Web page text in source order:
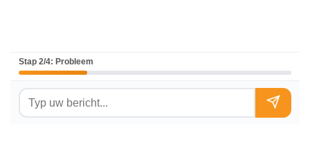
Stap 2/4: Probleem